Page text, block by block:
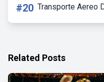
#20 Transporte Aereo
Related Posts